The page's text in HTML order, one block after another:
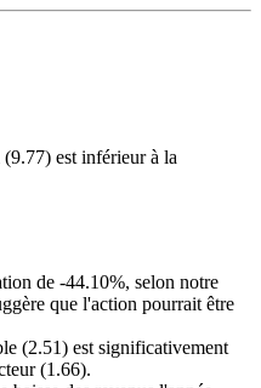
est inférieur à la
de -44.10%, selon notre
que l'action pourrait être
(2.51) est significativement
(1.66).